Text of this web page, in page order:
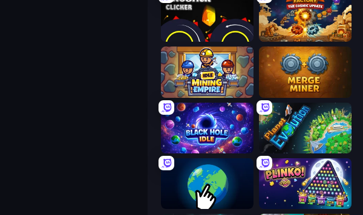
Crusher Clicker Gear Factory
Idle Mining Empire Merge Miner
Black Hole Idle Planet Evolution: Idle Clicker
Planet Clicker 2 PLINKO!